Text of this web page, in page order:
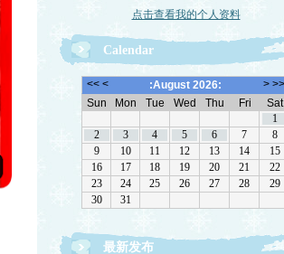
点击查看我的个人资料
Calendar
最新发布